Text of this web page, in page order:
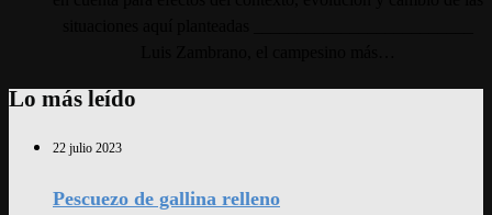
Lo más leído
22 julio 2023
Pescuezo de gallina relleno